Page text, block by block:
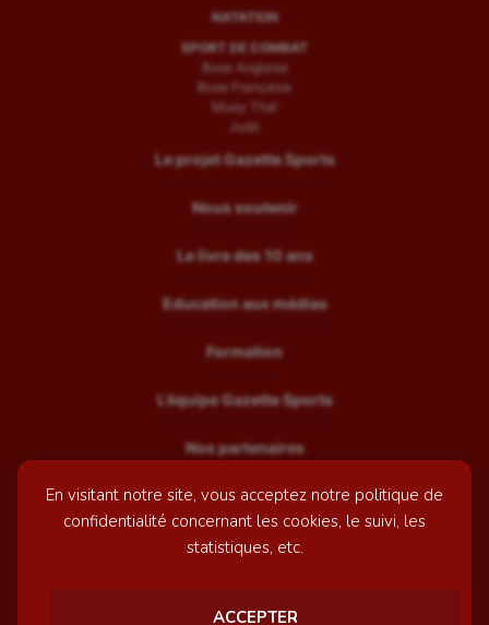
En visitant notre site, vous acceptez notre politique de
confidentialité concernant les cookies, le suivi, les
statistiques, etc.
ACCEPTER
NATATION
SPORT DE COMBAT
Boxe Anglaise
Boxe Française
Muay Thaï
Judo
Le projet Gazette Sports
Nous soutenir
Le livre des 10 ans
Education aux médias
Formation
L’équipe Gazette Sports
Nos partenaires
Recrutement
Mentions légales